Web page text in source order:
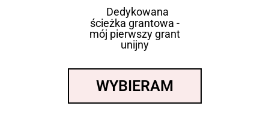
Dedykowana
ścieżka grantowa -
mój pierwszy grant
unijny
WYBIERAM